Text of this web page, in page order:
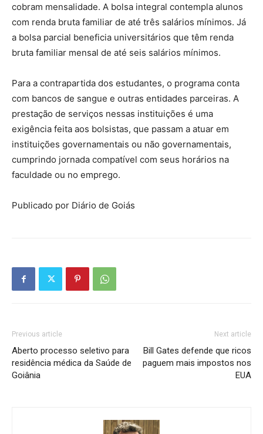
cobram mensalidade. A bolsa integral contempla alunos
com renda bruta familiar de até três salários mínimos. Já
a bolsa parcial beneficia universitários que têm renda
bruta familiar mensal de até seis salários mínimos.
Para a contrapartida dos estudantes, o programa conta
com bancos de sangue e outras entidades parceiras. A
prestação de serviços nessas instituições é uma
exigência feita aos bolsistas, que passam a atuar em
instituições governamentais ou não governamentais,
cumprindo jornada compatível com seus horários na
faculdade ou no emprego.
Publicado por Diário de Goiás
Previous article
Aberto processo seletivo para
residência médica da Saúde de
Goiânia
Next article
Bill Gates defende que ricos
paguem mais impostos nos
EUA